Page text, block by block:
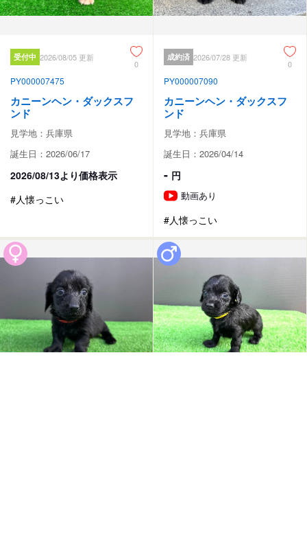
受付中 2026/08/05 更新
0
PY000007475
カニーンヘン・ダックスフ
ンド
見学地：兵庫県
誕生日：2026/06/17
2026/08/13より価格表示
#人懐っこい
成約済 2026/07/28 更新
0
PY000007090
カニーンヘン・ダックスフ
ンド
見学地：兵庫県
誕生日：2026/04/14
- 円
動画あり
#人懐っこい